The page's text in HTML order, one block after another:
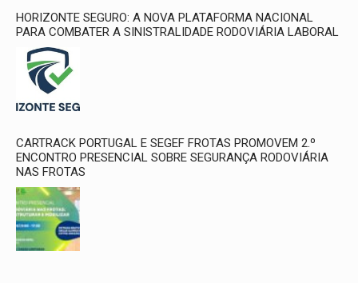
HORIZONTE SEGURO: A NOVA PLATAFORMA NACIONAL
PARA COMBATER A SINISTRALIDADE RODOVIÁRIA LABORAL
CARTRACK PORTUGAL E SEGEF FROTAS PROMOVEM 2.º
ENCONTRO PRESENCIAL SOBRE SEGURANÇA RODOVIÁRIA
NAS FROTAS